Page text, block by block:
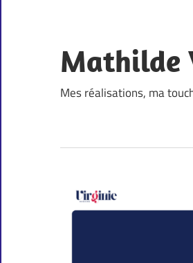
content
Mathilde
Mes réalisations, ma